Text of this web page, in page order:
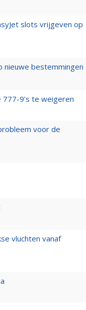
slots vrijgeven op
nieuwe bestemmingen
9’s te weigeren
voor de
vluchten vanaf